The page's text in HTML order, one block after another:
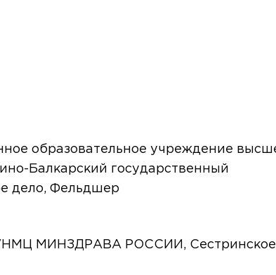
образовательное учреждение
Балкарский государственный
дело, Фельдшер
МИНЗДРАВА РОССИИ, Сестринское